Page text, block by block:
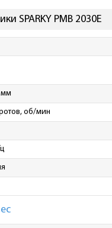
SPARKY PMB 2030E
мм
об/мин